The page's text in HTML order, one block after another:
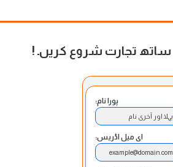
!
پورا نام:
پہلا اور آخری نام
ای میل اڈریس:
example@domain.com